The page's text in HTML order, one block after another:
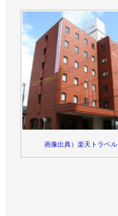
画像出典）楽天トラベル